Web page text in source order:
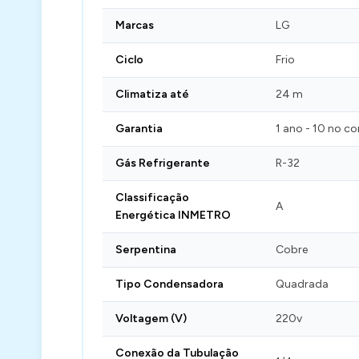
Marcas LG
Ciclo Frio
Climatiza até 24 m
Garantia 1 ano - 10 no
Gás Refrigerante R-32
Classificação
Energética INMETRO
A
Serpentina Cobre
Tipo Condensadora Quadrada
Voltagem (V) 220v
Conexão da Tubulação